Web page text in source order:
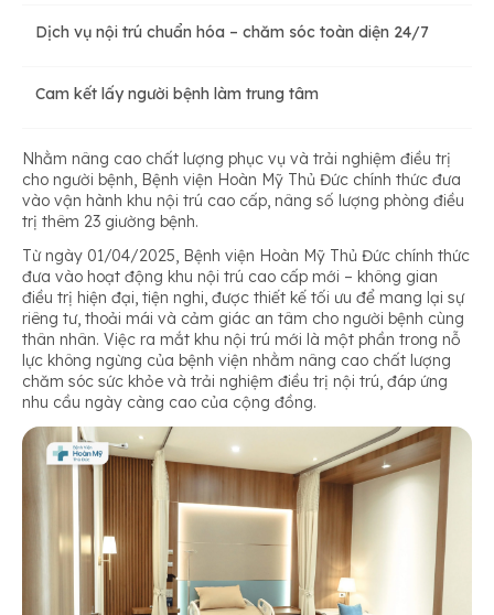
Dịch vụ nội trú chuẩn hóa – chăm sóc toàn diện 24/7
Cam kết lấy người bệnh làm trung tâm
Nhằm nâng cao chất lượng phục vụ và trải nghiệm điều trị
cho người bệnh, Bệnh viện Hoàn Mỹ Thủ Đức chính thức đưa
vào vận hành khu nội trú cao cấp, nâng số lượng phòng điều
trị thêm 23 giường bệnh.
Từ ngày 01/04/2025, Bệnh viện Hoàn Mỹ Thủ Đức chính thức
đưa vào hoạt động khu nội trú cao cấp mới – không gian
điều trị hiện đại, tiện nghi, được thiết kế tối ưu để mang lại sự
riêng tư, thoải mái và cảm giác an tâm cho người bệnh cùng
thân nhân. Việc ra mắt khu nội trú mới là một phần trong nỗ
lực không ngừng của bệnh viện nhằm nâng cao chất lượng
chăm sóc sức khỏe và trải nghiệm điều trị nội trú, đáp ứng
nhu cầu ngày càng cao của cộng đồng.